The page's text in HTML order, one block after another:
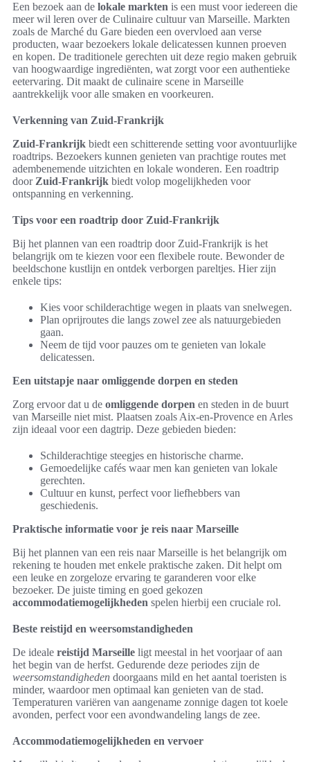
Een bezoek aan de lokale markten is een must voor iedereen die
meer wil leren over de Culinaire cultuur van Marseille. Markten
zoals de Marché du Gare bieden een overvloed aan verse
producten, waar bezoekers lokale delicatessen kunnen proeven
en kopen. De traditionele gerechten uit deze regio maken gebruik
van hoogwaardige ingrediënten, wat zorgt voor een authentieke
eetervaring. Dit maakt de culinaire scene in Marseille
aantrekkelijk voor alle smaken en voorkeuren.
Verkenning van Zuid-Frankrijk
Zuid-Frankrijk biedt een schitterende setting voor avontuurlijke
roadtrips. Bezoekers kunnen genieten van prachtige routes met
adembenemende uitzichten en lokale wonderen. Een roadtrip
door Zuid-Frankrijk biedt volop mogelijkheden voor
ontspanning en verkenning.
Tips voor een roadtrip door Zuid-Frankrijk
Bij het plannen van een roadtrip door Zuid-Frankrijk is het
belangrijk om te kiezen voor een flexibele route. Bewonder de
beeldschone kustlijn en ontdek verborgen pareltjes. Hier zijn
enkele tips:
Kies voor schilderachtige wegen in plaats van snelwegen.
Plan oprijroutes die langs zowel zee als natuurgebieden
gaan.
Neem de tijd voor pauzes om te genieten van lokale
delicatessen.
Een uitstapje naar omliggende dorpen en steden
Zorg ervoor dat u de omliggende dorpen en steden in de buurt
van Marseille niet mist. Plaatsen zoals Aix-en-Provence en Arles
zijn ideaal voor een dagtrip. Deze gebieden bieden:
Schilderachtige steegjes en historische charme.
Gemoedelijke cafés waar men kan genieten van lokale
gerechten.
Cultuur en kunst, perfect voor liefhebbers van
geschiedenis.
Praktische informatie voor je reis naar Marseille
Bij het plannen van een reis naar Marseille is het belangrijk om
rekening te houden met enkele praktische zaken. Dit helpt om
een leuke en zorgeloze ervaring te garanderen voor elke
bezoeker. De juiste timing en goed gekozen
accommodatiemogelijkheden spelen hierbij een cruciale rol.
Beste reistijd en weersomstandigheden
De ideale reistijd Marseille ligt meestal in het voorjaar of aan
het begin van de herfst. Gedurende deze periodes zijn de
weersomstandigheden doorgaans mild en het aantal toeristen is
minder, waardoor men optimaal kan genieten van de stad.
Temperaturen variëren van aangename zonnige dagen tot koele
avonden, perfect voor een avondwandeling langs de zee.
Accommodatiemogelijkheden en vervoer